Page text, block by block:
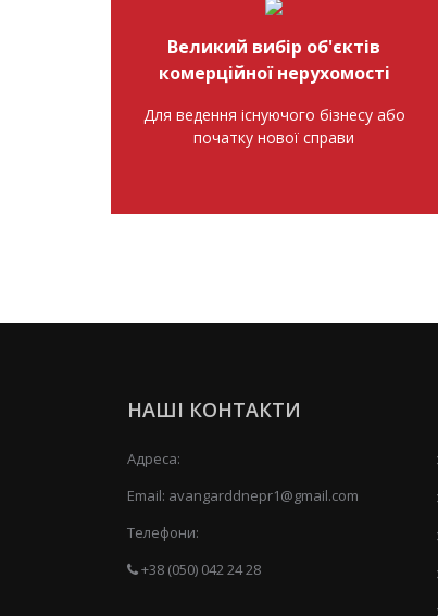
Великий вибір об'єктів
комерційної нерухомості
Для ведення існуючого бізнесу або
початку нової справи
НАШІ КОНТАКТИ
Адреса:
Email: avangarddnepr1@gmail.com
Телефони:
+38 (050) 042 24 28